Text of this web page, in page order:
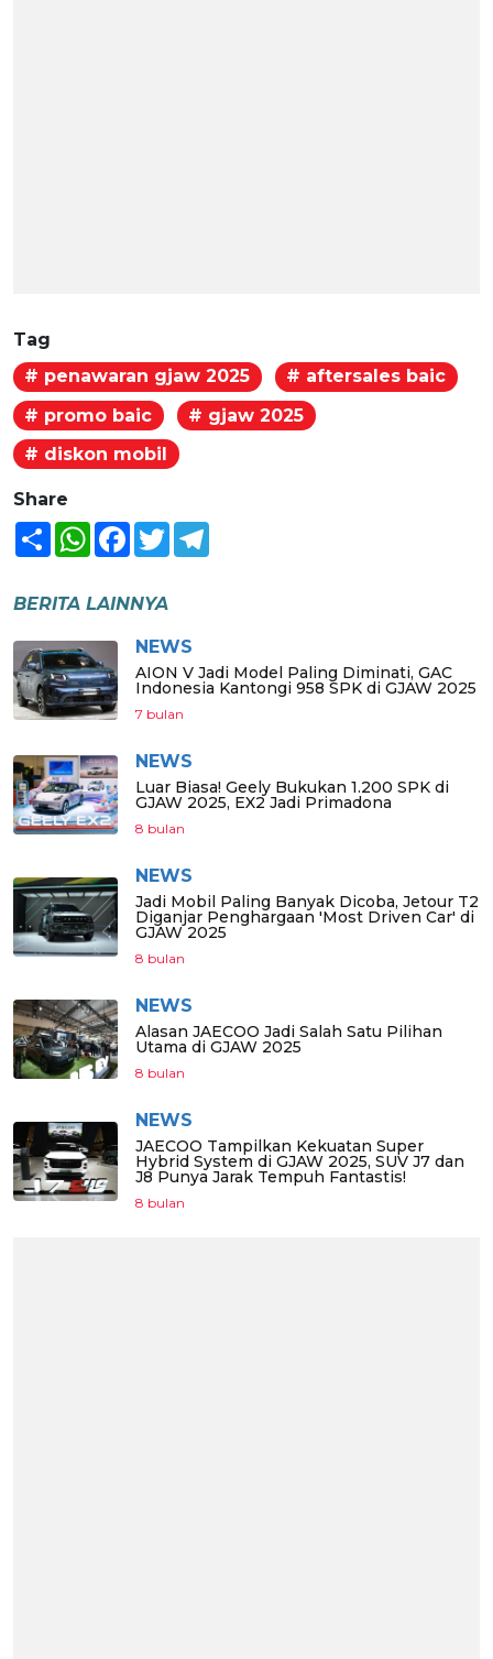
Tag
# penawaran gjaw 2025
# aftersales baic
# promo baic
# gjaw 2025
# diskon mobil
Share
Share WhatsAppFacebook
Twitter
BERITA LAINNYA
NEWS
AION V Jadi Model Paling Diminati, GAC
Indonesia Kantongi 958 SPK di GJAW 2025
7 bulan
NEWS
Luar Biasa! Geely Bukukan 1.200 SPK di
GJAW 2025, EX2 Jadi Primadona
8 bulan
NEWS
Jadi Mobil Paling Banyak Dicoba, Jetour T2
Diganjar Penghargaan 'Most Driven Car' di
GJAW 2025
8 bulan
NEWS
Alasan JAECOO Jadi Salah Satu Pilihan
Utama di GJAW 2025
8 bulan
NEWS
JAECOO Tampilkan Kekuatan Super
Hybrid System di GJAW 2025, SUV J7 dan
J8 Punya Jarak Tempuh Fantastis!
8 bulan